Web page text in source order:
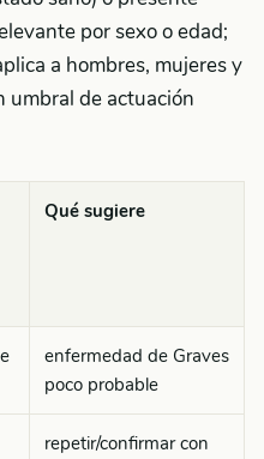
por sexo o edad;
a hombres, mujeres y
umbral de actuación
Qué sugiere
enfermedad de Graves
poco probable
repetir/confirmar con